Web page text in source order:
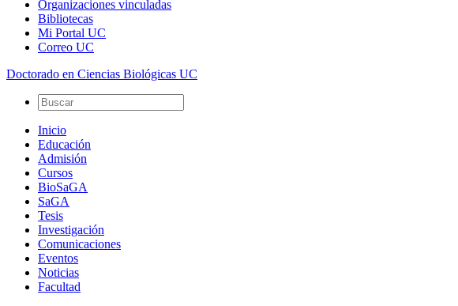
Organizaciones vinculadas
Bibliotecas
Mi Portal UC
Correo UC
Doctorado en Ciencias Biológicas UC
Inicio
Educación
Admisión
Cursos
BioSaGA
SaGA
Tesis
Investigación
Comunicaciones
Eventos
Noticias
Facultad